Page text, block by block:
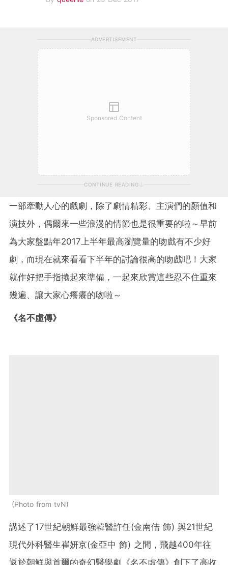
ADVERTISEMENT
Sponsored Content
CONTINUE READING
一部牽動人心的戲劇，除了劇情精彩、主演們的顏值和
演技外，偶爾來一些浪漫的情節也是很重要的啦～早前
為大家盤點年2017上半年最高瀏覽量的吻戲有不少好
劇，而現在就來看看下半年的討論很高的吻戲吧！大家
就作好把手指捲起來準備，一起來欣賞這些忍不住重來
幾遍、讓大家心癢癢的吻啦～
《名不虛傳》
Photo from tvN
講述了17世紀朝鮮最強韓醫許任(金南佶 飾) 與21世紀
現代外科醫生崔妍京(金亞中 飾) 之間，飛越400年往
返於朝鮮與首爾的奇幻醫學劇《名不虛傳》創下了高收